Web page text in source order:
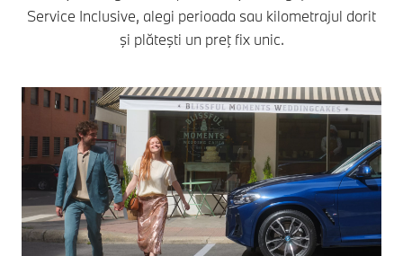
Service Inclusive, alegi perioada sau kilometrajul dorit
şi plăteşti un preţ fix unic.